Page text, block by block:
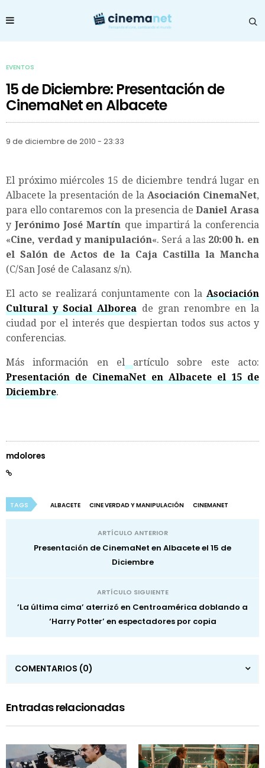
EVENTOS
15 de Diciembre: Presentación de
CinemaNet en Albacete
9 de diciembre de 2010 - 23:33
El próximo miércoles 15 de diciembre tendrá lugar en
Albacete la presentación de la Asociación CinemaNet,
para ello contaremos con la presencia deDaniel Arasa
yJerónimo José Martín que impartirá la conferencia
«Cine, verdad y manipulación«. Será a las 20:00 h. en
el Salón de Actos de la Caja Castilla la Mancha
(C/San José de Calasanz s/n).
El acto se realizará conjuntamente con la Asociación
Cultural y Social Alborea de gran renombre en la
ciudad por el interés que despiertan todos sus actos y
conferencias.
Más información en el
artículo sobre este acto:
Presentación de CinemaNet en Albacete el 15 de
Diciembre.
mdolores
TAGS ALBACETE CINE VERDAD Y MANIPULACIÓN CINEMANET
ARTÍCULO ANTERIOR
Presentación de CinemaNet en Albacete el 15 de
Diciembre
ARTÍCULO SIGUIENTE
’La última cima’ aterrizó en Centroamérica doblando a
‘Harry Potter’ en espectadores por copia
COMENTARIOS (0)
Entradas relacionadas